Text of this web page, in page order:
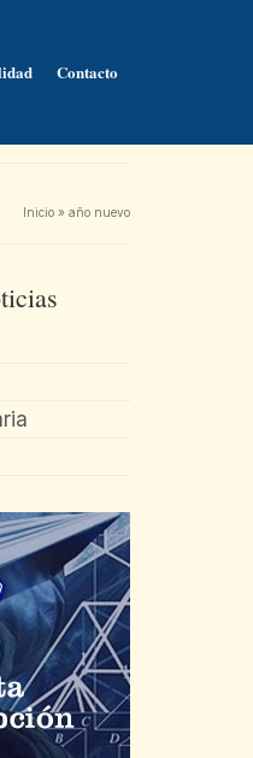
Contacto
Inicio » año nuevo